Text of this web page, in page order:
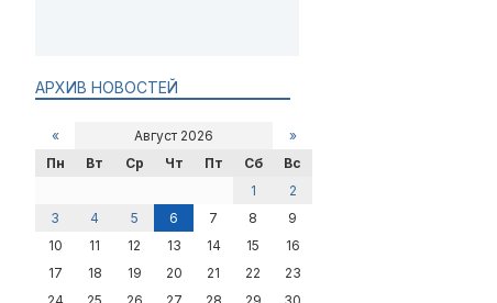
АРХИВ НОВОСТЕЙ
« Август 2026
»
Пн
Вт Ср Чт Пт Сб
Вс
1
2
3
4 5 6 7 8
9
10
11 12 13 14 15
16
17
18 19 20 21 22
23